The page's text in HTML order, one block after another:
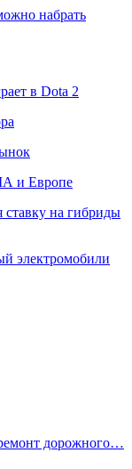
набрать
в Dota 2
и Европе
на гибриды
электромобили
дорожного…